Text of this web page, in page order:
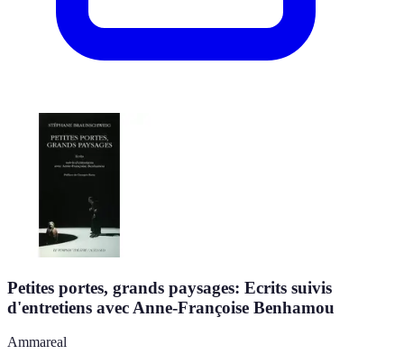
Petites portes, grands paysages: Ecrits suivis
d'entretiens avec Anne-Françoise Benhamou
Ammareal